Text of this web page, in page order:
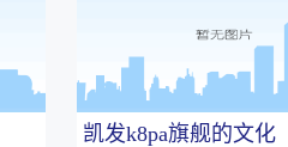
凯发k8pa旗舰的文化